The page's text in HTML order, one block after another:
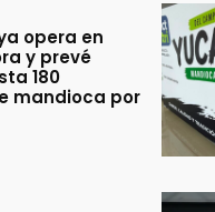
opera en
y prevé
180
mandioca por